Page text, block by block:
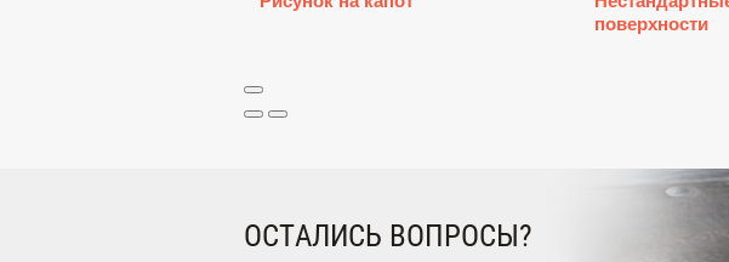
поверхности
ОСТАЛИСЬ ВОПРОСЫ?